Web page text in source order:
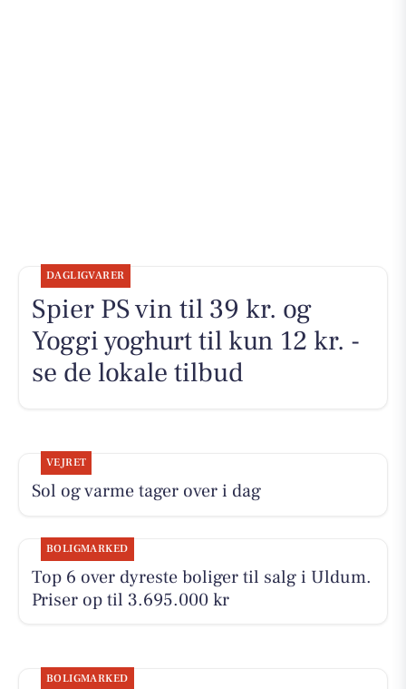
DAGLIGVARER
Spier PS vin til 39 kr. og
Yoggi yoghurt til kun 12 kr. -
se de lokale tilbud
VEJRET
Sol og varme tager over i dag
BOLIGMARKED
Top 6 over dyreste boliger til salg i Uldum.
Priser op til 3.695.000 kr
BOLIGMARKED